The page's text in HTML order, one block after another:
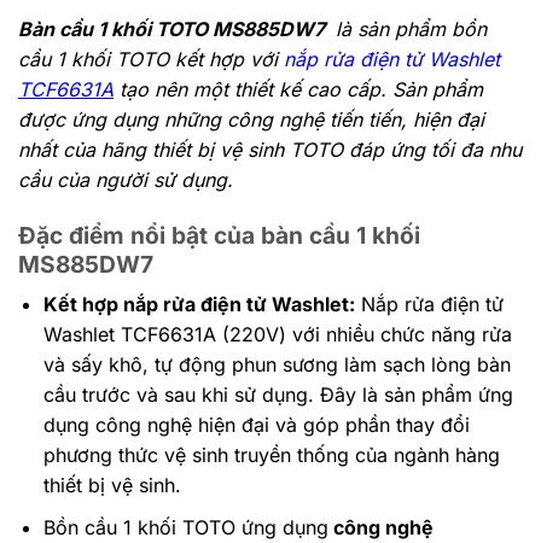
Bàn cầu 1 khối TOTO MS885DW7 là sản phẩm bồn
cầu 1 khối TOTO kết hợp với nắp rửa điện tử Washlet
TCF6631A tạo nên một thiết kế cao cấp. Sản phẩm
được ứng dụng những công nghệ tiến tiến, hiện đại
nhất của hãng thiết bị vệ sinh TOTO đáp ứng tối đa nhu
cầu của người sử dụng.
Đặc điểm nổi bật của bàn cầu 1 khối
MS885DW7
Kết hợp nắp rửa điện tử Washlet: Nắp rửa điện tử
Washlet TCF6631A (220V) với nhiều chức năng rửa
và sấy khô, tự động phun sương làm sạch lòng bàn
cầu trước và sau khi sử dụng. Đây là sản phẩm ứng
dụng công nghệ hiện đại và góp phần thay đổi
phương thức vệ sinh truyền thống của ngành hàng
thiết bị vệ sinh.
Bồn cầu 1 khối TOTO ứng dụng công nghệ